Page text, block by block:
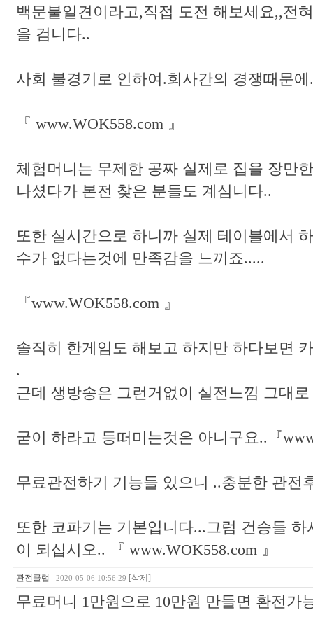
백문불일견이라고,직접 도전 해보세요,,전
을 검니다..
사회 불경기로 인하여.회사간의 경쟁때문
『 www.WOK558.com 』
체험머니는 무제한 공짜 실제로 집을 장만
나셨다가 본전 찾은 분들도 계심니다..
또한 실시간으로 하니까 실제 테이블에서
수가 없다는것에 만족감을 느끼죠.....
『www.WOK558.com 』
솔직히 한게임도 해보고 하지만 하다보면
.
근데 생방송은 그런거없이 실전느낌 그대
굳이 하라고 등떠미는것은 아니구요..『
무료관전하기 기능들 있으니 ..충분한 관전
또한 코파기는 기본입니다...그럼 건승들
이 되십시오.. 『 www.WOK558.com 』
관전클럽 2020-05-06 10:56:29 [삭제]
무료머니 1만원으로 10만원 만들면 환전가